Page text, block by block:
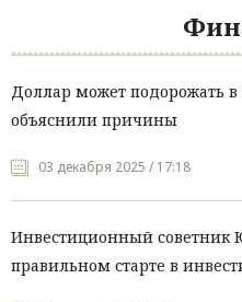
Доллар может подорожать
объяснили причины
03 декабря 2025 / 17:18
Инвестиционный советник
правильном старте в